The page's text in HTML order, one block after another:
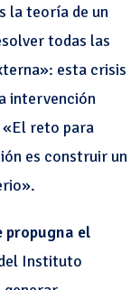
la teoría de un
todas las
esta crisis
intervención
reto para
es construir un
propugna el
Instituto